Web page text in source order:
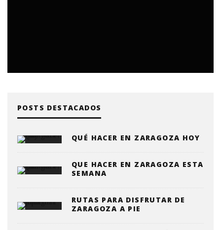
POSTS DESTACADOS
QUÉ HACER EN ZARAGOZA HOY
QUE HACER EN ZARAGOZA ESTA
SEMANA
RUTAS PARA DISFRUTAR DE
ZARAGOZA A PIE